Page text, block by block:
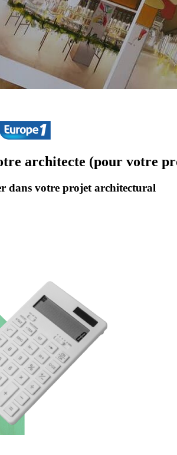
architecte (pour votre
dans votre projet architectural